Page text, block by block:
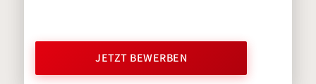
JETZT BEWERBEN